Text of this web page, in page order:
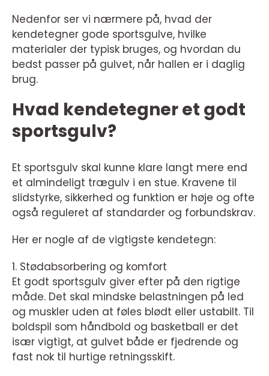
Nedenfor ser vi nærmere på, hvad der
kendetegner gode sportsgulve, hvilke
materialer der typisk bruges, og hvordan du
bedst passer på gulvet, når hallen er i daglig
brug.
Hvad kendetegner et godt
sportsgulv?
Et sportsgulv skal kunne klare langt mere end
et almindeligt trægulv i en stue. Kravene til
slidstyrke, sikkerhed og funktion er høje og ofte
også reguleret af standarder og forbundskrav.
Her er nogle af de vigtigste kendetegn:
1. Stødabsorbering og komfort
Et godt sportsgulv giver efter på den rigtige
måde. Det skal mindske belastningen på led
og muskler uden at føles blødt eller ustabilt. Til
boldspil som håndbold og basketball er det
især vigtigt, at gulvet både er fjedrende og
fast nok til hurtige retningsskift.